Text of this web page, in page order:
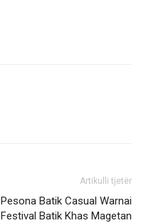
Artikulli tjetër
Pesona Batik Casual Warnai
Festival Batik Khas Magetan